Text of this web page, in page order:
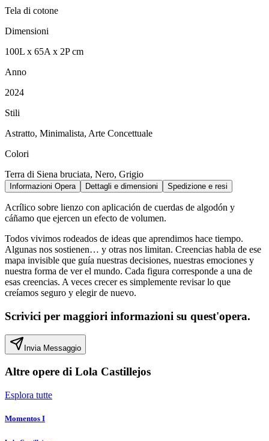
Tela di cotone
Dimensioni
100L x 65A x 2Pcm
Anno
2024
Stili
Astratto, Minimalista, Arte Concettuale
Colori
Terra di Siena bruciata, Nero, Grigio
Informazioni Opera Dettagli e dimensioni Spedizione e resi
Acrílico sobre lienzo con aplicación de cuerdas de algodón y
cáñamo que ejercen un efecto de volumen.
Todos vivimos rodeados de ideas que aprendimos hace tiempo.
Algunas nos sostienen… y otras nos limitan. Creencias habla de ese
mapa invisible que guía nuestras decisiones, nuestras emociones y
nuestra forma de ver el mundo. Cada figura corresponde a una de
esas creencias. A veces crecer es simplemente revisar lo que
creíamos seguro y elegir de nuevo.
Scrivici per maggiori informazioni su quest'opera.
Invia Messaggio
Altre opere di Lola Castillejos
Esplora tutte
Momentos I